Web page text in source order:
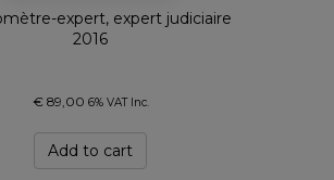
expert, expert judiciaire
2016
€89,00 6% VAT Inc.
Add to cart